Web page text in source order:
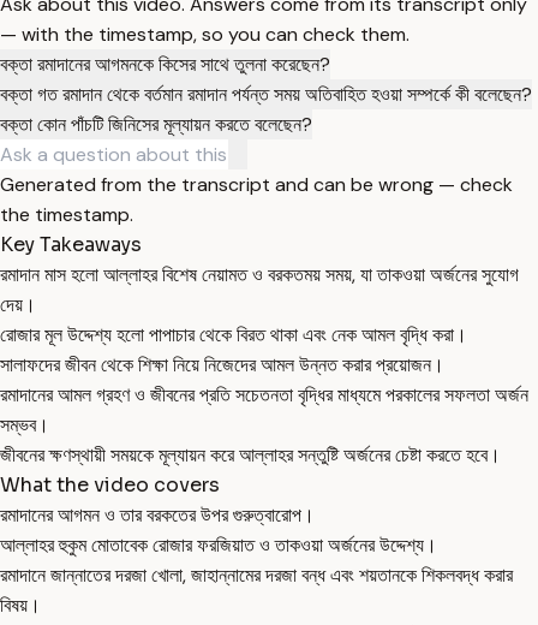
— with the timestamp, so you can check them.
বক্তা রমাদানের আগমনকে কিসের সাথে তুলনা করেছেন?
বক্তা গত রমাদান থেকে বর্তমান রমাদান পর্যন্ত সময় অতিবাহিত হওয়া সম্পর্কে কী বলেছেন?
বক্তা কোন পাঁচটি জিনিসের মূল্যায়ন করতে বলেছেন?
Generated from the transcript and can be wrong — check
the timestamp.
Key Takeaways
রমাদান মাস হলো আল্লাহর বিশেষ নেয়ামত ও বরকতময় সময়, যা তাকওয়া অর্জনের সুযোগ
দেয়।
রোজার মূল উদ্দেশ্য হলো পাপাচার থেকে বিরত থাকা এবং নেক আমল বৃদ্ধি করা।
সালাফদের জীবন থেকে শিক্ষা নিয়ে নিজেদের আমল উন্নত করার প্রয়োজন।
রমাদানের আমল গ্রহণ ও জীবনের প্রতি সচেতনতা বৃদ্ধির মাধ্যমে পরকালের সফলতা অর্জন
সম্ভব।
জীবনের ক্ষণস্থায়ী সময়কে মূল্যায়ন করে আল্লাহর সন্তুষ্টি অর্জনের চেষ্টা করতে হবে।
What the video covers
রমাদানের আগমন ও তার বরকতের উপর গুরুত্বারোপ।
আল্লাহর হুকুম মোতাবেক রোজার ফরজিয়াত ও তাকওয়া অর্জনের উদ্দেশ্য।
রমাদানে জান্নাতের দরজা খোলা, জাহান্নামের দরজা বন্ধ এবং শয়তানকে শিকলবদ্ধ করার
বিষয়।